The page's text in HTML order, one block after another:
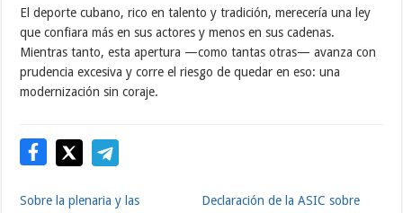
El deporte cubano, rico en talento y tradición, merecería una ley
que confiara más en sus actores y menos en sus cadenas.
Mientras tanto, esta apertura —como tantas otras— avanza con
prudencia excesiva y corre el riesgo de quedar en eso: una
modernización sin coraje.
Sobre la plenaria y las
Declaración de la ASIC sobre